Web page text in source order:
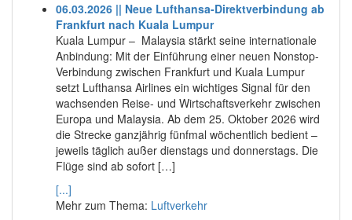
06.03.2026 || Neue Lufthansa-Direktverbindung ab
Frankfurt nach Kuala Lumpur
Kuala Lumpur – Malaysia stärkt seine internationale
Anbindung: Mit der Einführung einer neuen Nonstop-
Verbindung zwischen Frankfurt und Kuala Lumpur
setzt Lufthansa Airlines ein wichtiges Signal für den
wachsenden Reise- und Wirtschaftsverkehr zwischen
Europa und Malaysia. Ab dem 25. Oktober 2026 wird
die Strecke ganzjährig fünfmal wöchentlich bedient –
jeweils täglich außer dienstags und donnerstags. Die
Flüge sind ab sofort […]
[...]
Mehr zum Thema: Luftverkehr